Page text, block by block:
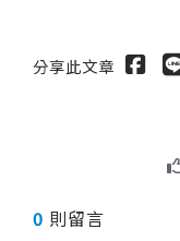
分享此文章
0 則留言